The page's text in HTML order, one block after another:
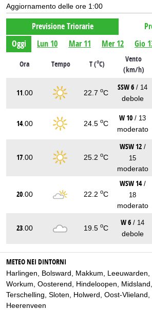
Aggiornamento delle ore 1:00
Previsione Triorarie
Oggi
Lun 10 Mar 11 Mer 12 Gio
Ora Tempo T (oC)
Vento
(km/h)
11 .00 22.7 oC
SSW 6 / 14
debole
14.00 24.5 oC
W 10 / 13
moderato
17 .00 25.2 oC
WSW 12 /
15
moderato
20 .00 22.2 oC
WSW 14 /
18
moderato
23 .00 19.5 oC
W 6 / 14
debole
METEO NEI DINTORNI
Harlingen Bolsward Makkum Leeuwarden
Workum Oosterend Hindeloopen Midsland
Terschelling Sloten Holwerd Oost-Vlieland
Heerenveen